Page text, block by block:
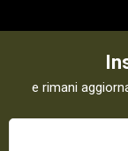
e rimani